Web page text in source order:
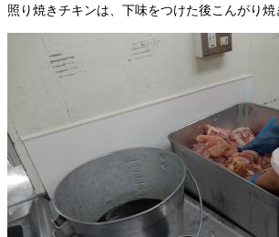
照り焼きチキンは、下味をつけた後こんがり焼